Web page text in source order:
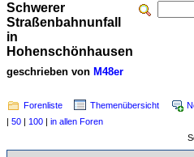
Schwerer
Straßenbahnunfall
in
Hohenschönhausen
geschrieben von M48er
Forenliste Themenübersicht
| 50 | 100 | in allen Foren